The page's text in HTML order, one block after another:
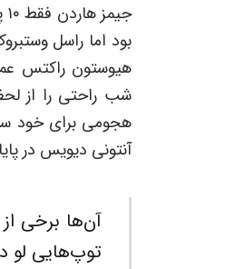
بود اما راسل
هیوستون راکتس
شب راحتی را از
هجومی برای خود
آنتونی دیویس در
آن‌ها برخی
توپ‌هایی لو